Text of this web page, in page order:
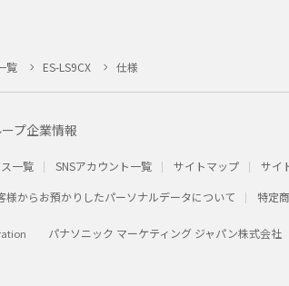
覧 ES-LS9CX 仕様
プ企業情報
一覧 SNSアカウント一覧 サイトマップ サイ
様からお預かりしたパーソナルデータについて 特定
パナソニック マーケティング ジャパン株式会社